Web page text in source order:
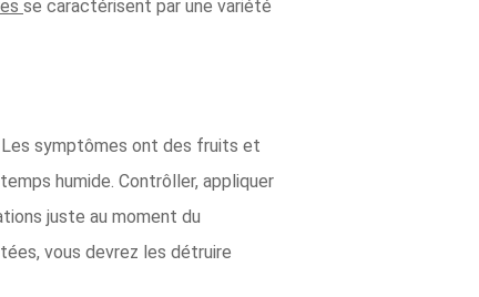
se caractérisent par une variété
symptômes ont des fruits et
humide. Contrôller, appliquer
juste au moment du
vous devrez les détruire